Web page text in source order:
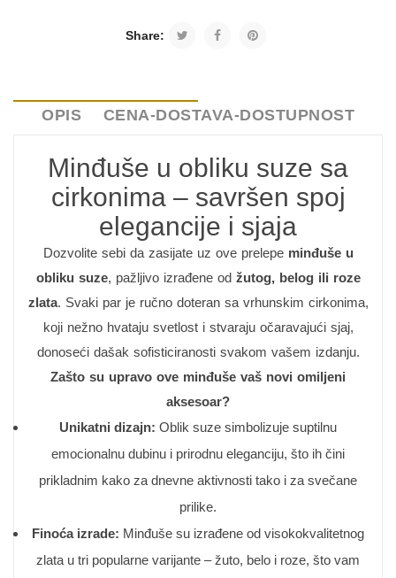
Share:
OPIS CENA-DOSTAVA-DOSTUPNOST
Minđuše u obliku suze sa
cirkonima – savršen spoj
elegancije i sjaja
Dozvolite sebi da zasijate uz ove prelepe minđuše u
obliku suze, pažljivo izrađene od žutog, belog ili roze
zlata. Svaki par je ručno doteran sa vrhunskim cirkonima,
koji nežno hvataju svetlost i stvaraju očaravajući sjaj,
donoseći dašak sofisticiranosti svakom vašem izdanju.
Zašto su upravo ove minđuše vaš novi omiljeni
aksesoar?
Unikatni dizajn: Oblik suze simbolizuje suptilnu
emocionalnu dubinu i prirodnu eleganciju, što ih čini
prikladnim kako za dnevne aktivnosti tako i za svečane
prilike.
Finoća izrade: Minđuše su izrađene od visokokvalitetnog
zlata u tri popularne varijante – žuto, belo i roze, što vam